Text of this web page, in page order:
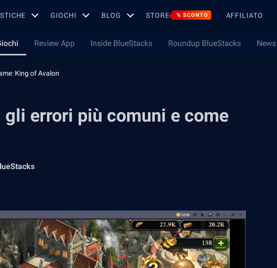
GIOCHI BLOG STORE % SCONTO AFFILIATO
Review App Inside BlueStacks Roundup BlueStacks News
King of Avalon
gli errori più comuni e come